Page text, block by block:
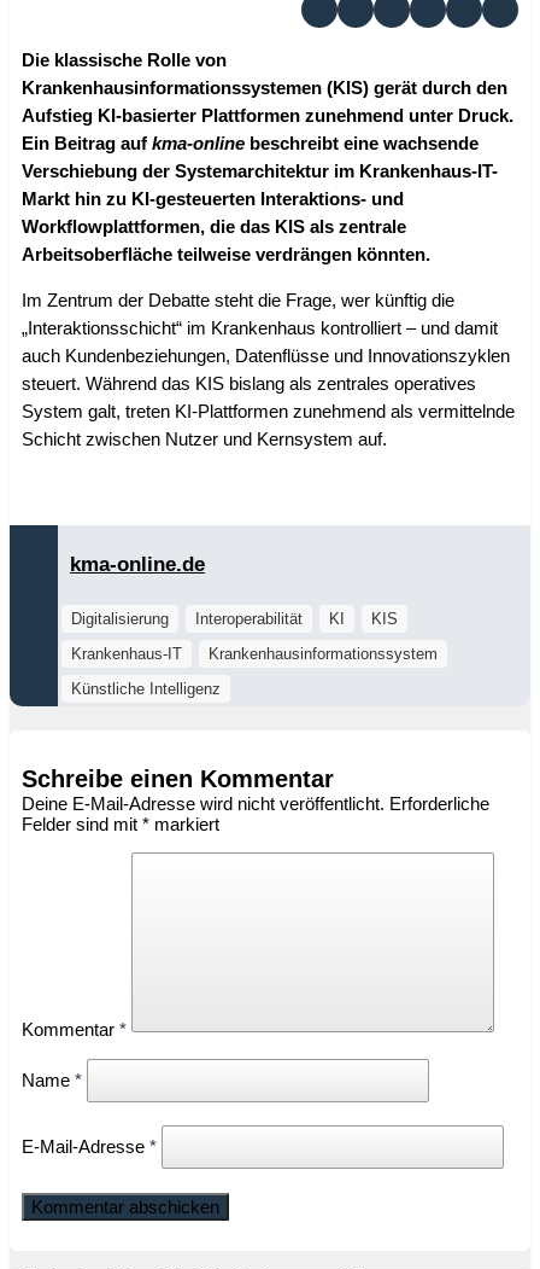
Die klassische Rolle von
Krankenhausinformationssystemen (KIS) gerät durch den
Aufstieg KI-basierter Plattformen zunehmend unter Druck.
Ein Beitrag auf kma-online beschreibt eine wachsende
Verschiebung der Systemarchitektur im Krankenhaus-IT-
Markt hin zu KI-gesteuerten Interaktions- und
Workflowplattformen, die das KIS als zentrale
Arbeitsoberfläche teilweise verdrängen könnten.
Im Zentrum der Debatte steht die Frage, wer künftig die
„Interaktionsschicht“ im Krankenhaus kontrolliert – und damit
auch Kundenbeziehungen, Datenflüsse und Innovationszyklen
steuert. Während das KIS bislang als zentrales operatives
System galt, treten KI-Plattformen zunehmend als vermittelnde
Schicht zwischen Nutzer und Kernsystem auf.
kma-online.de
Digitalisierung Interoperabilität KI
KIS
Krankenhaus-IT
Krankenhausinformationssystem
Künstliche Intelligenz
Schreibe einen Kommentar
Deine E-Mail-Adresse wird nicht veröffentlicht. Erforderliche
Felder sind mit * markiert
Kommentar *
Name *
E-Mail-Adresse *